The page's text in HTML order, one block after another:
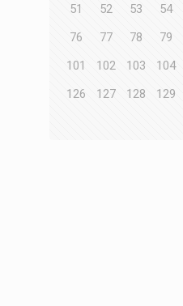
51
52 53 54
76
77 78 79
101
102 103 104
126
127 128 129